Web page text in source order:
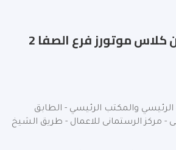
كلاس موتورز فرع الصفا 2
الرئيسي والمكتب الرئيسي - الطابق
- مركز الرستمانى للاعمال - طريق الشيخ